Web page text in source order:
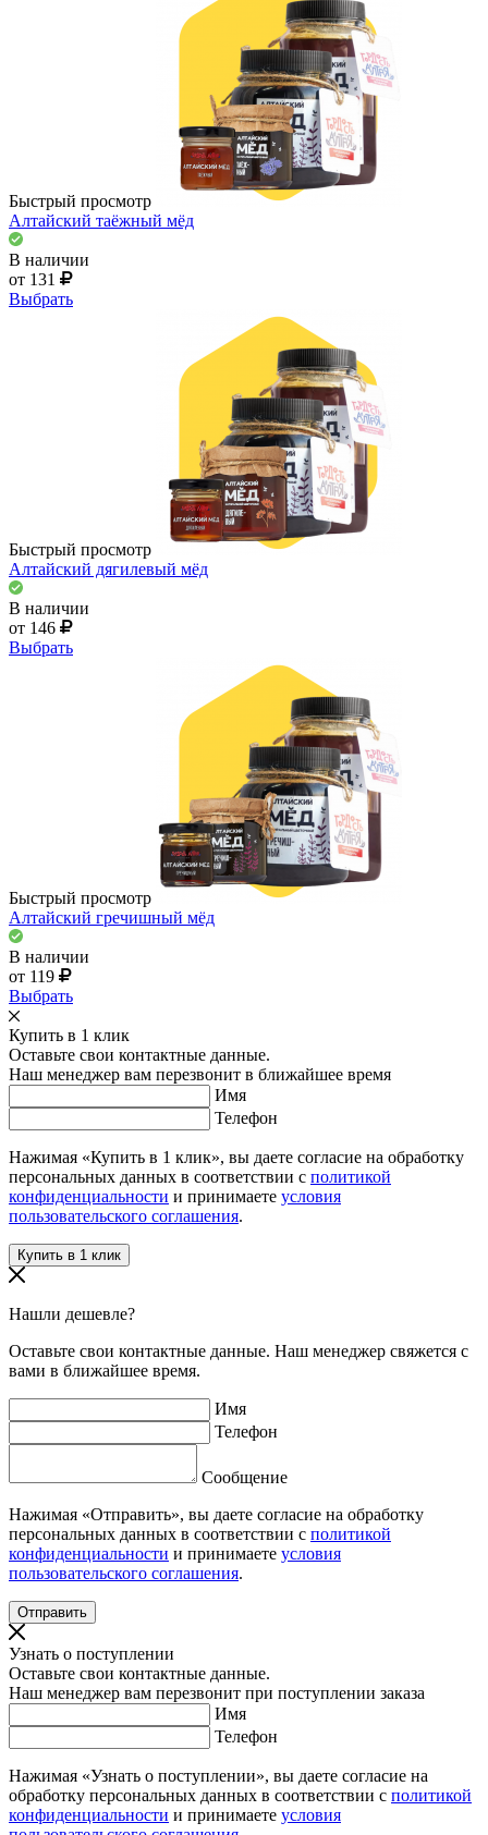
Быстрый просмотр
Алтайский таёжный мёд
В наличии
от 131
Выбрать
Быстрый просмотр
Алтайский дягилевый мёд
В наличии
от 146
Выбрать
Быстрый просмотр
Алтайский гречишный мёд
В наличии
от 119
Выбрать
Купить в 1 клик
Оставьте свои контактные данные.
Наш менеджер вам перезвонит в ближайшее время
Имя
Телефон
Нажимая «Купить в 1 клик», вы даете согласие на обработку
персональных данных в соответствии с политикой
конфиденциальности и принимаете условия
пользовательского соглашения.
Нашли дешевле?
Оставьте свои контактные данные. Наш менеджер свяжется с
вами в ближайшее время.
Имя
Телефон
Сообщение
Нажимая «Отправить», вы даете согласие на обработку
персональных данных в соответствии с политикой
конфиденциальности и принимаете условия
пользовательского соглашения.
Узнать о поступлении
Оставьте свои контактные данные.
Наш менеджер вам перезвонит при поступлении заказа
Имя
Телефон
Нажимая «Узнать о поступлении», вы даете согласие на
обработку персональных данных в соответствии с политикой
конфиденциальности и принимаете условия